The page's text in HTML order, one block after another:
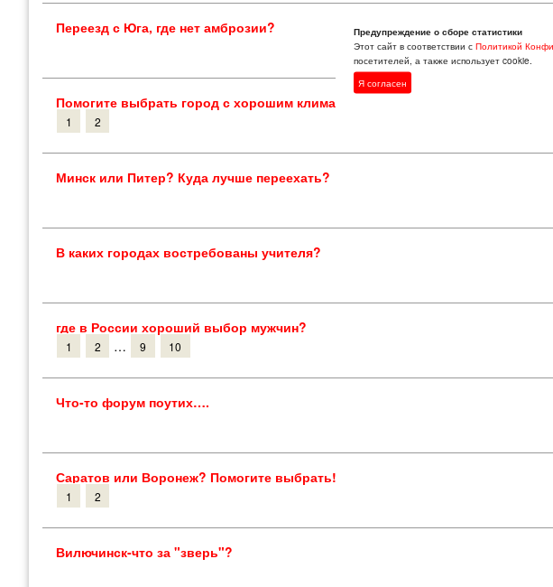
Переезд с Юга, где нет амброзии?
Помогите выбрать город с хорошим климатом и экологией
1 2
Минск или Питер? Куда лучше переехать?
В каких городах востребованы учителя?
где в России хороший выбор мужчин?
1 2 … 9 10
Что-то форум поутих….
Саратов или Воронеж? Помогите выбрать!
1 2
Вилючинск-что за "зверь"?
Предупреждение о сборе статистики
Этот сайт в соответствии с Политикой
посетителей, а также использует cookie.
Я согласен